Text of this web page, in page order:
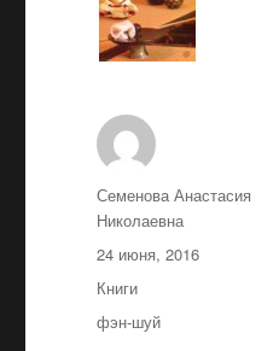
Автор
Семенова Анастасия
Николаевна
Опубликовано
24 июня, 2016
Рубрики
Книги
Метки
фэн-шуй